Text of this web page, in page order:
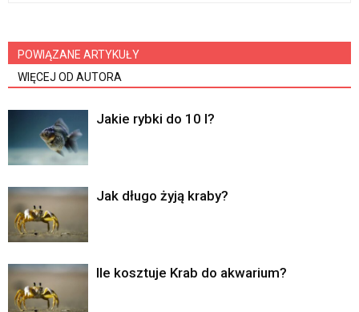
POWIĄZANE ARTYKUŁY
WIĘCEJ OD AUTORA
Jakie rybki do 10 l?
Jak długo żyją kraby?
Ile kosztuje Krab do akwarium?